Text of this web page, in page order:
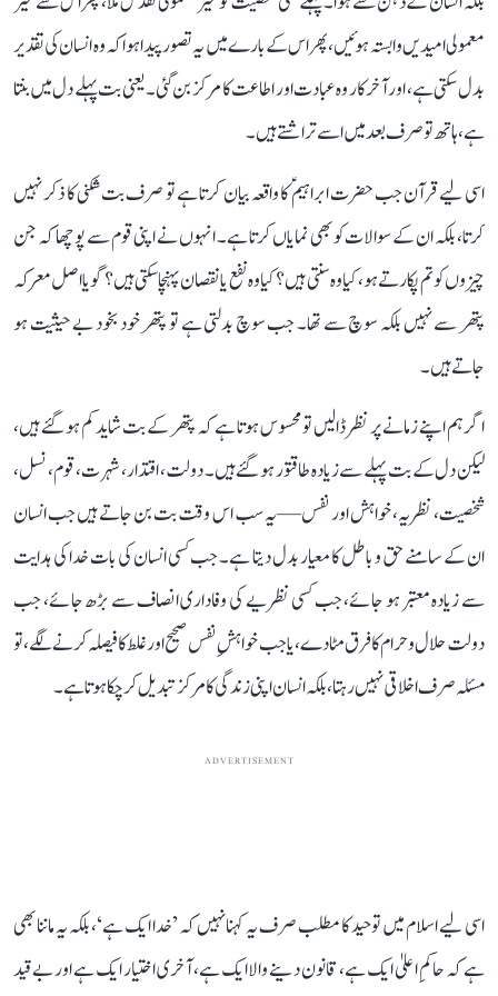
معمولی امیدیں وابستہ ہوئیں، پھر اس کے بارے میں یہ تصور پیدا ہوا کہ وہ انسان کی تقدیر
بدل سکتی ہے، اور آخرکار وہ عبادت اور اطاعت کا مرکز بن گئی۔ یعنی بت پہلے دل میں بنتا
ہے، ہاتھ تو صرف بعد میں اسے تراشتے ہیں۔
اسی لیے قرآن جب حضرت ابراہیمؑ کا واقعہ بیان کرتا ہے تو صرف بت شکنی کا ذکر نہیں
کرتا، بلکہ ان کے سوالات کو بھی نمایاں کرتا ہے۔ انہوں نے اپنی قوم سے پوچھا کہ جن
چیزوں کو تم پکارتے ہو، کیا وہ سنتی ہیں؟ کیا وہ نفع یا نقصان پہنچا سکتی ہیں؟ گویا اصل معرکہ
پتھر سے نہیں بلکہ سوچ سے تھا۔ جب سوچ بدلتی ہے تو پتھر خود بخود بے حیثیت ہو
جاتے ہیں۔
اگر ہم اپنے زمانے پر نظر ڈالیں تو محسوس ہوتا ہے کہ پتھر کے بت شاید کم ہو گئے ہیں،
لیکن دل کے بت پہلے سے زیادہ طاقتور ہو گئے ہیں۔ دولت، اقتدار، شہرت، قوم، نسل،
شخصیت، نظریہ، خواہش اور نفس—یہ سب اس وقت بت بن جاتے ہیں جب انسان
ان کے سامنے حق و باطل کا معیار بدل دیتا ہے۔ جب کسی انسان کی بات خدا کی ہدایت
سے زیادہ معتبر ہو جائے، جب کسی نظریے کی وفاداری انصاف سے بڑھ جائے، جب
دولت حلال و حرام کا فرق مٹا دے، یا جب خواہشِ نفس صحیح اور غلط کا فیصلہ کرنے لگے، تو
مسئلہ صرف اخلاقی نہیں رہتا، بلکہ انسان اپنی زندگی کا مرکز تبدیل کر چکا ہوتا ہے۔
ADVERTISEMENT
اسی لیے اسلام میں توحید کا مطلب صرف یہ کہنا نہیں کہ ’خدا ایک ہے‘، بلکہ یہ ماننا بھی
ہے کہ حاکمِ اعلیٰ ایک ہے، قانون دینے والا ایک ہے، آخری اختیار ایک ہے اور بے قید